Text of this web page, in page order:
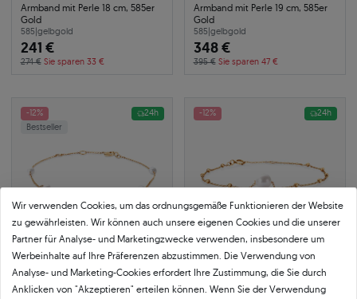
Armband mit Perle 18 cm, 585er
Gold
585|gelbgold
241 €
274 € Sie sparen 33 €
Armband mit Perle 19 cm, 585er
Gold
585|gelbgold
348 €
395 € Sie sparen 47 €
-12%
Bestseller
24h
Armband mit Perle 19 cm, 585er
-12% 24h
Armband mit Perle 21 cm, 585er
Wir verwenden Cookies, um das ordnungsgemäße Funktionieren der Website
zu gewährleisten. Wir können auch unsere eigenen Cookies und die unserer
Partner für Analyse- und Marketingzwecke verwenden, insbesondere um
Werbeinhalte auf Ihre Präferenzen abzustimmen. Die Verwendung von
Analyse- und Marketing-Cookies erfordert Ihre Zustimmung, die Sie durch
Anklicken von "Akzeptieren" erteilen können. Wenn Sie der Verwendung